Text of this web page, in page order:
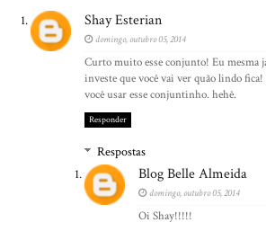
Shay Esterian
domingo, outubro 05, 2014
Curto muito esse conjunto! Eu mesma
investe que você vai ver quão lindo
você usar esse conjuntinho. hehê.
Responder
Respostas
Blog Belle Almeida
domingo, outubro 05, 2014
Oi Shay!!!!!